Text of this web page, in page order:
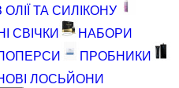
ТА СИЛІКОНУ
СВІЧКИ
НАБОРИ
ПРОБНИКИ
ЛОСЬЙОНИ